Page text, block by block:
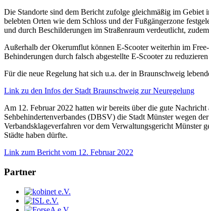
Die Standorte sind dem Bericht zufolge gleichmäßig im
belebten Orten wie dem Schloss und der Fußgängerzone
und durch Beschilderungen im Straßenraum verdeutlicht,
Außerhalb der Okerumflut können E-Scooter weiterhin im
Behinderungen durch falsch abgestellte E-Scooter zu
Für die neue Regelung hat sich u.a. der in Braunschweig
Link zu den Infos der Stadt Braunschweig zur Neuregelung
Am 12. Februar 2022 hatten wir bereits über die gute
Sehbehindertenverbandes (DBSV) die Stadt Münster wegen
Verbandsklageverfahren vor dem Verwaltungsgericht Münster
Städte haben dürfte.
Link zum Bericht vom 12. Februar 2022
Partner